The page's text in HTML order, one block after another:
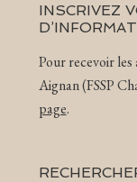
INSCRIVEZ
Pour recevoir
Aignan (FSSP
page.